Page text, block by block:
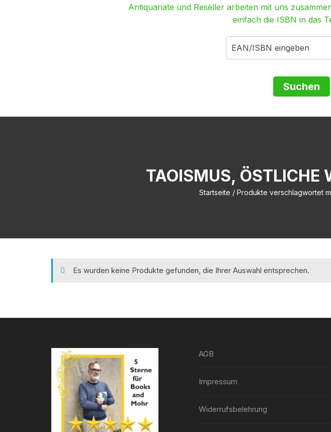
Antiquariate und Reseller arbeiten mit uns
einfach die ISBN in das
TAOISMUS, ÖSTLICHE
Startseite / Produkte verschlagwortet
Es wurden keine Produkte gefunden, die Ihrer Auswahl entsprechen.
AGB
Impressum
Widerrufsbelehrung